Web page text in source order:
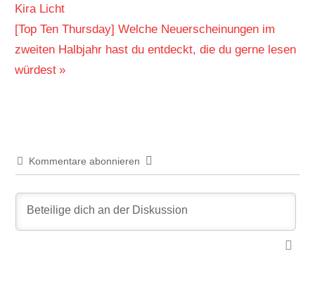
Beitrag:
Kira Licht
Nächster
Beitrag:
[Top Ten Thursday] Welche Neuerscheinungen im
zweiten Halbjahr hast du entdeckt, die du gerne lesen
würdest
Kommentare abonnieren